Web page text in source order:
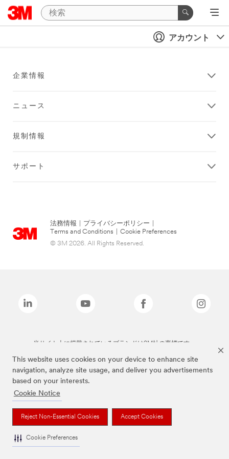
This website uses cookies on your device to enhance site
navigation, analyze site usage, and deliver you advertisements
based on your interests.
Cookie Notice
Reject Non-Essential Cookies Accept Cookies
Cookie Preferences
アカウント
企業情報
ニュース
規制情報
サポート
法務情報 プライバシーポリシー
Terms and Conditions
Cookie Preferences
© 3M 2026. All Rights Reserved.
当サイト上に掲載されているブランドは3M社の商標です。